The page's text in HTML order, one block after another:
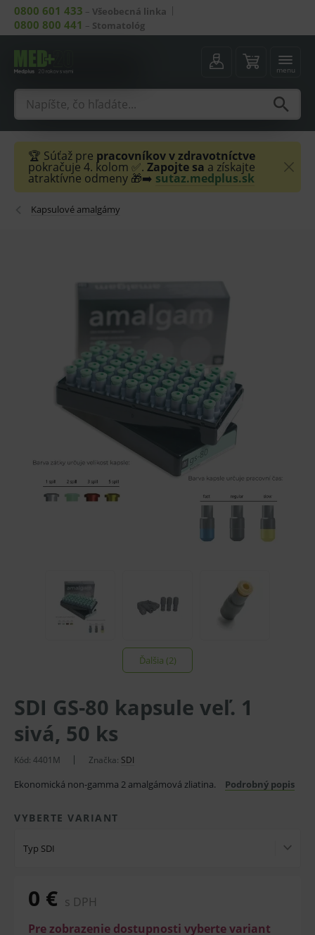
0800 601 433 – Všeobecná linka
0800 800 441 – Stomatológ
menu
🏆 Súťaž pre pracovníkov v zdravotníctve
pokračuje 4. kolom ✅. Zapojte sa a získajte
atraktívne odmeny 🎁➡️ sutaz.medplus.sk
Kapsulové amalgámy
Ďalšia (2)
SDI GS-80 kapsule veľ. 1
sivá, 50 ks
Kód: 4401M Značka: SDI
Ekonomická non-gamma 2 amalgámová zliatina. Podrobný popis
VYBERTE VARIANT
Typ SDI
0 € s DPH
Pre zobrazenie dostupnosti vyberte variant